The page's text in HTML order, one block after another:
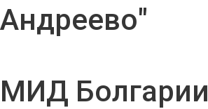
Андреево"
МИД Болгарии